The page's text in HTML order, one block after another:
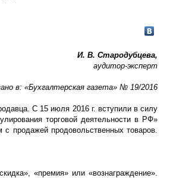
И. В. Стародубцева,
аудитор-эксперт
в: «Бухгалтерская газета» № 19/2016
С 15 июля 2016 г. вступили в силу
торговой деятельности в РФ»
продажей продовольственных товаров.
«премия» или «вознаграждение».